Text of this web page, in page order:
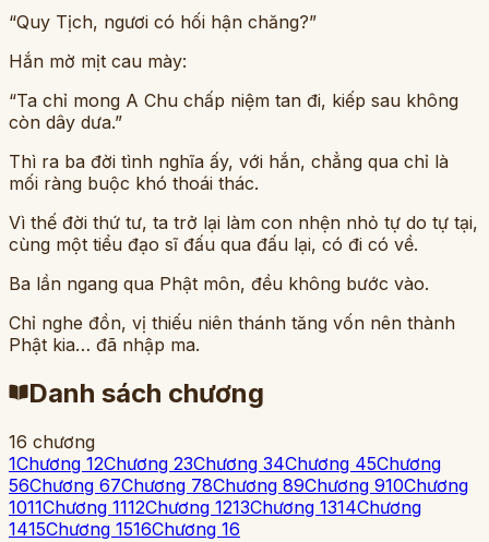
“Quy Tịch, ngươi có hối hận chăng?”
Hắn mờ mịt cau mày:
“Ta chỉ mong A Chu chấp niệm tan đi, kiếp sau không
còn dây dưa.”
Thì ra ba đời tình nghĩa ấy, với hắn, chẳng qua chỉ là
mối ràng buộc khó thoái thác.
Vì thế đời thứ tư, ta trở lại làm con nhện nhỏ tự do tự tại,
cùng một tiểu đạo sĩ đấu qua đấu lại, có đi có về.
Ba lần ngang qua Phật môn, đều không bước vào.
Chỉ nghe đồn, vị thiếu niên thánh tăng vốn nên thành
Phật kia… đã nhập ma.
Danh sách chương
16 chương
1Chương 12Chương 23Chương 34Chương 45Chương
56Chương 67Chương 78Chương 89Chương 910Chương
1011Chương 1112Chương 1213Chương 1314Chương
1415Chương 1516Chương 16